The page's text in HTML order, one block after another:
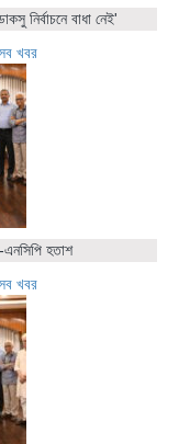
নির্বাচনে বাধা নেই'
খবর
হতাশ
খবর